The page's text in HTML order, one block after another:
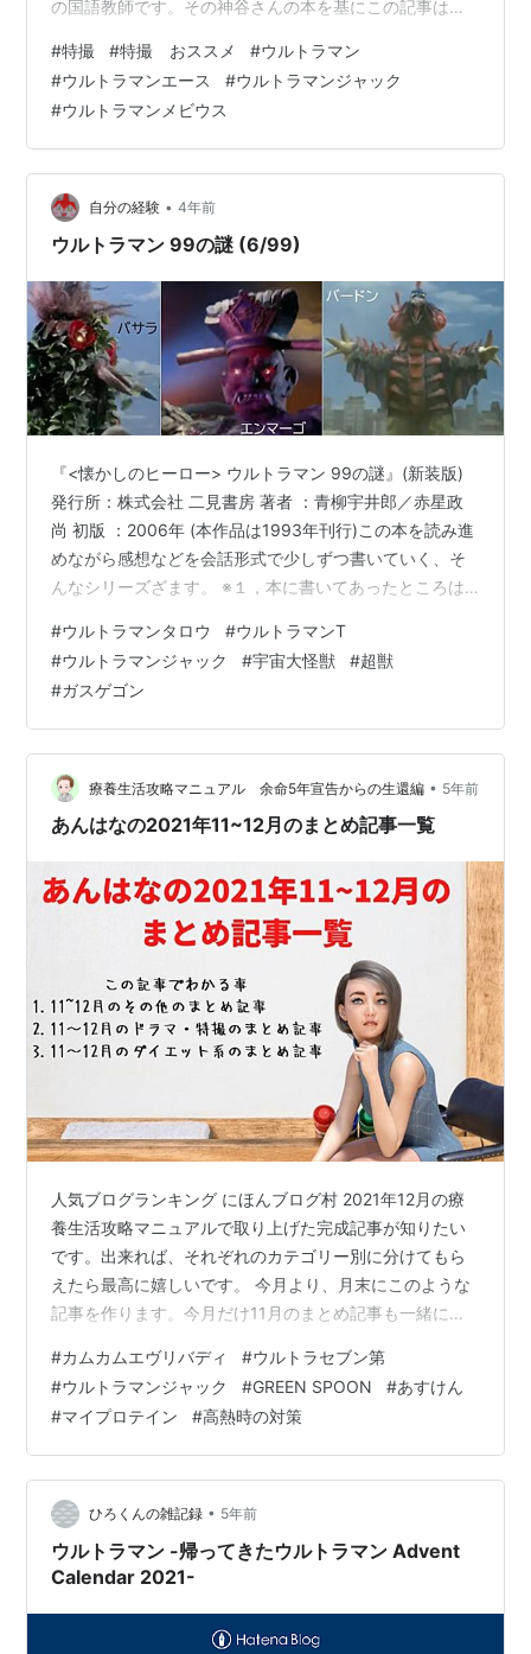
の国語教師です。その神谷さんの本を基にこの記事は構
師 過去にウルトラマンのお話を授業に使った経験あり 大
学でのウルトラマンを使っての講義経験もあり この記事
は神谷さんの本をベースに深掘りしていきます 参考文献
ウルトラマン 「正義の哲学」 (朝日文庫) 作者:神谷和宏
朝日新聞出版 Amazon この記事でわかる事 中学校の授業
で使われ…
#特撮 #特撮 おススメ #ウルトラマン
#ウルトラマンエース #ウルトラマンジャック
#ウルトラマンメビウス
自分の経験 • 4年前
ウルトラマン 99の謎 (6/99)
『<懐かしのヒーロー> ウルトラマン 99の謎』(新装版)
発行所：株式会社 二見書房 著者 ：青柳宇井郎／赤星政
尚 初版 ：2006年 (本作品は1993年刊行)この本を読み進
めながら感想などを会話形式で少しずつ書いていく、そ
んなシリーズざます。 ※１，本に書いてあったところは
ません。 Ｐ．３１～ >ジャックからタロウへ『ウルトラ
マンT』ハイジャック事件 いきなり物騒な文章ぶっこん
できましたね（笑>『ウルトラマンT』放送開始前の円谷
プロのラインナップを見ると、 「ウルトラマンタロウ」
は1973年の作品だからそのあたりの時代だよな。 その時
代…
#ウルトラマンタロウ #ウルトラマンT
#ウルトラマンジャック #宇宙大怪獣 #超獣
#ガスゲゴン
療養生活攻略マニュアル 余命5年宣告からの生還編 • 5年前
あんはなの2021年11~12月のまとめ記事一覧
人気ブログランキング にほんブログ村 2021年12月の療
養生活攻略マニュアルで取り上げた完成記事が知りたい
です。出来れば、それぞれのカテゴリー別に分けてもら
えたら最高に嬉しいです。 今月より、月末にこのような
記事を作ります。今月だけ11月のまとめ記事も一緒にな
この記事でわかる事 11~12月のその他のまとめ記事 11～
12月のドラマ・特撮のまとめ記事 11～12月のダイエッ
ト・フィットネス系のまとめ記事 この記事を書いてる人
療養生活攻略マニュアルのスタイル 11月より、このブロ
グでは 更に詳しい情報を発信したくて 週末～月曜日はド
ラマ…
#カムカムエヴリバディ #ウルトラセブン第
#ウルトラマンジャック #GREEN SPOON #あすけん
#マイプロテイン #高熱時の対策
ひろくんの雑記録 • 5年前
ウルトラマン -帰ってきたウルトラマン Advent
Calendar 2021-